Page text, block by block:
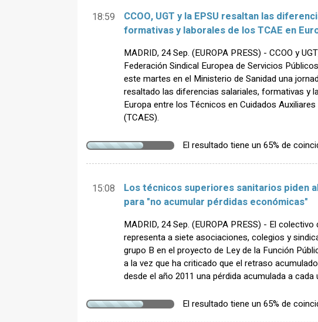
18:59
CCOO, UGT y la EPSU resaltan las
formativas y laborales de los TCAE en
MADRID, 24 Sep. (EUROPA PRESS) - CCOO y
Federación Sindical Europea de Servicios
este martes en el Ministerio de Sanidad una
resaltado las diferencias salariales, formativas y
Europa entre los Técnicos en Cuidados
(TCAES).
El resultado tiene un 65% de
15:08
Los técnicos superiores sanitarios piden
para "no acumular pérdidas económicas"
MADRID, 24 Sep. (EUROPA PRESS) - El
representa a siete asociaciones, colegios y
grupo B en el proyecto de Ley de la Función
a la vez que ha criticado que el retraso
desde el año 2011 una pérdida acumulada a
El resultado tiene un 65% de